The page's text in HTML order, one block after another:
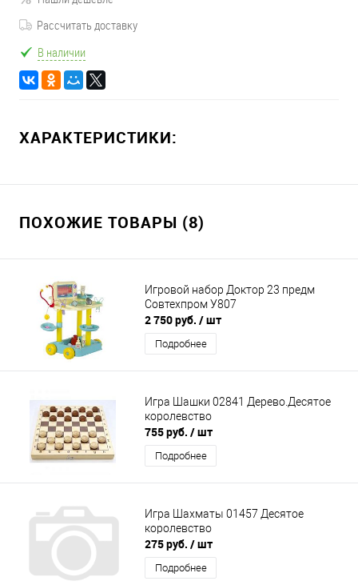
Рассчитать доставку
В наличии
ХАРАКТЕРИСТИКИ:
ПОХОЖИЕ ТОВАРЫ (8)
Игровой набор Доктор 23 предм
Совтехпром У807
2 750 руб. / шт
Подробнее
Игра Шашки 02841 Дерево.Десятое
королевство
755 руб. / шт
Подробнее
Игра Шахматы 01457 Десятое
королевство
275 руб. / шт
Подробнее